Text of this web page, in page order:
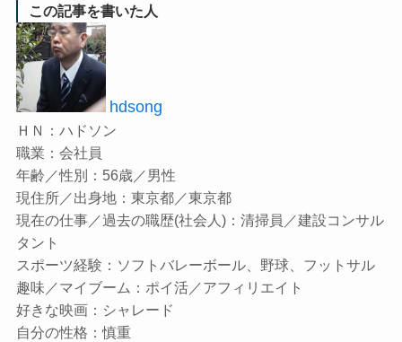
この記事を書いた人
hdsong
ＨＮ：ハドソン
職業：会社員
年齢／性別：56歳／男性
現住所／出身地：東京都／東京都
現在の仕事／過去の職歴(社会人)：清掃員／建設コンサル
タント
スポーツ経験：ソフトバレーボール、野球、フットサル
趣味／マイブーム：ポイ活／アフィリエイト
好きな映画：シャレード
自分の性格：慎重